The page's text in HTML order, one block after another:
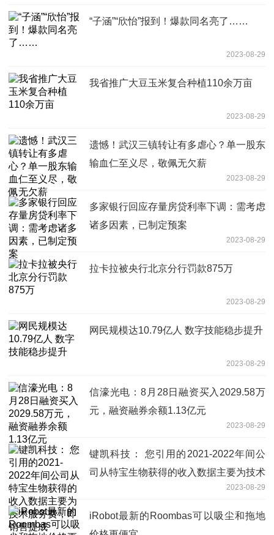
“子涵”“欣怡”报到！爆款同名亮了……
2023-08-29
我省推广大豆玉米复合种植110余万亩
2023-08-29
遗憾！武汉三镇转让有多虐心？单一股东
输血仁至义尽，敬佩无欠薪
2023-08-29
多家银行回应存量房贷利率下调：需考虑
诸多因素，已制定预案
2023-08-29
拉卡拉被央行北京分行罚款875万
2023-08-29
网民规模达10.79亿人 数字技能稳步提升
2023-08-29
信濠光电：8月28日融资买入2029.58万
元，融资融券余额1.13亿元
2023-08-29
键凯科技： 您引用的2021-2022年间公
司从特宝生物获得的收入数据主要为技术
2023-08-29
iRobot最新的Roombas可以吸尘和拖地